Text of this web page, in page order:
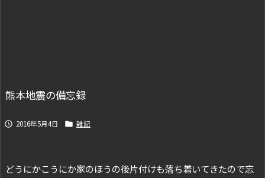
熊本地震の備忘録
 2016年5月4日  雑記
どうにかこうにか家のほうの後片付けも落ち着いてきたので忘